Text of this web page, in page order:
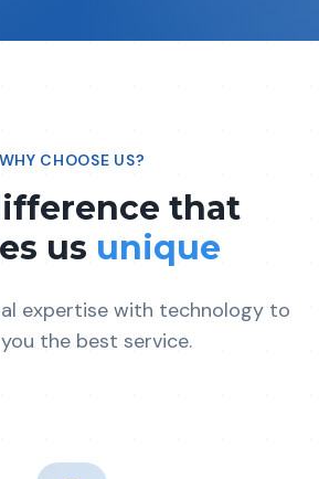
WHY CHOOSE US?
that
us unique
expertise with technology to
the best service.